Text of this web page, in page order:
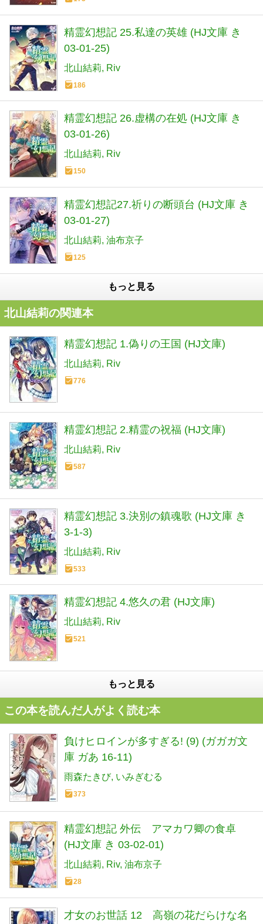
精霊幻想記 25.私達の英雄 (HJ文庫 き
03-01-25)
北山結莉 Riv
186
精霊幻想記 26.虚構の在処 (HJ文庫 き
03-01-26)
北山結莉 Riv
150
精霊幻想記27.祈りの断頭台 (HJ文庫 き
03-01-27)
北山結莉 油布京子
125
もっと見る
北山結莉の関連本
精霊幻想記 1.偽りの王国 (HJ文庫)
北山結莉 Riv
776
精霊幻想記 2.精霊の祝福 (HJ文庫)
北山結莉 Riv
587
精霊幻想記 3.決別の鎮魂歌 (HJ文庫 き
3-1-3)
北山結莉 Riv
533
精霊幻想記 4.悠久の君 (HJ文庫)
北山結莉 Riv
521
もっと見る
この本を読んだ人がよく読む本
負けヒロインが多すぎる! (9) (ガガガ文
庫 ガあ 16-11)
雨森たきび いみぎむる
373
精霊幻想記 外伝 アマカワ卿の食卓
(HJ文庫 き 03-02-01)
北山結莉 Riv 油布京子
28
才女のお世話 12 高嶺の花だらけな名